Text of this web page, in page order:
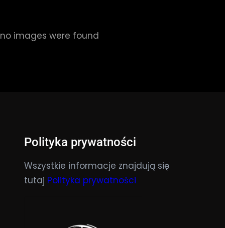
no images were found
Polityka prywatności
Wszystkie informacje znajdują się
tutaj Polityka prywatności